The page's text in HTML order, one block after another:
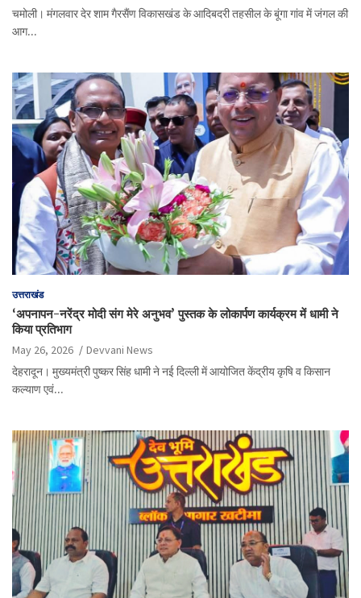
चमोली। मंगलवार देर शाम गैरसैंण विकासखंड के आदिबदरी तहसील के बूंगा गांव में जंगल की
आग…
उत्तराखंड
‘अपनापन-नरेंद्र मोदी संग मेरे अनुभव’ पुस्तक के लोकार्पण कार्यक्रम में धामी ने
किया प्रतिभाग
May 26, 2026
Devvani News
देहरादून। मुख्यमंत्री पुष्कर सिंह धामी ने नई दिल्ली में आयोजित केंद्रीय कृषि व किसान
कल्याण एवं…